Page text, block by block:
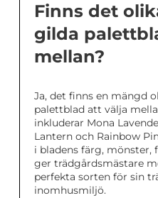
Finns det
gilda
mellan?
Ja, det finns en mängd
palettblad att välja
inkluderar Mona
Lantern och Rainbow
i bladens färg, mönster,
ger trädgårdsmästare
perfekta sorten för sin
inomhusmiljö.